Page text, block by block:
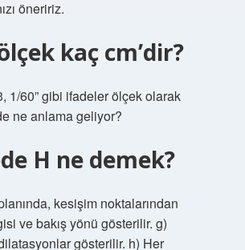
öneririz.
kaç cm’dir?
1/60” gibi ifadeler ölçek olarak
ne anlama geliyor?
H ne demek?
kesişim noktalarından
ve bakış yönü gösterilir. g)
gösterilir. h) Her